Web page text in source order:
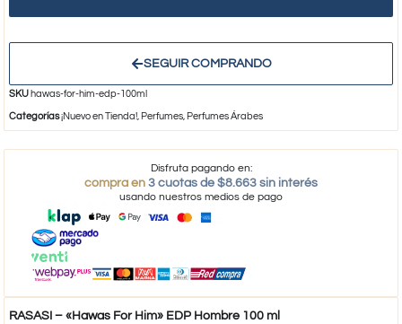
SEGUIR COMPRANDO
SKU hawas-for-him-edp-100ml
Categorías¡Nuevo en Tienda!, Perfumes, Perfumes Árabes
Disfruta pagando en:
compra en 3 cuotas de $8.663 sin interés
usando nuestros medios de pago
RASASI – «Hawas For Him» EDP Hombre 100 ml